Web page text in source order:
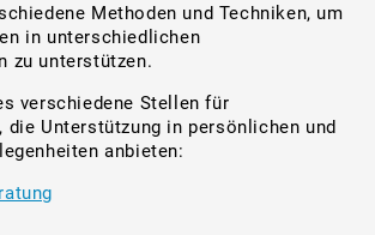
Methoden und Techniken, um
in unterschiedlichen
zu unterstützen.
verschiedene Stellen für
die Unterstützung in persönlichen und
anbieten: